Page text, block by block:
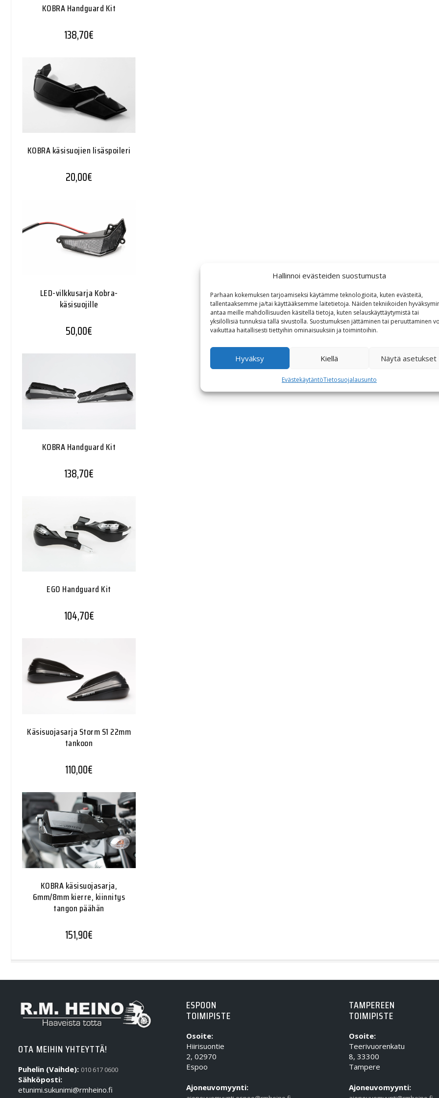
Hallinnoi evästeiden suostumusta
Parhaan kokemuksen tarjoamiseksi käytämme teknologioita, kuten evästeitä,
tallentaaksemme ja/tai käyttääksemme laitetietoja. Näiden tekniikoiden
antaa meille mahdollisuuden käsitellä tietoja, kuten selauskäyttäytymistä tai
yksilöllisiä tunnuksia tällä sivustolla. Suostumuksen jättäminen tai peruuttaminen
vaikuttaa haitallisesti tiettyihin ominaisuuksiin ja toimintoihin.
Hyväksy Kiellä Näytä asetukset
EvästekäytäntöTietosuojalausunto
KOBRA Handguard Kit
138,70€
KOBRA käsisuojien lisäspoileri
20,00€
LED-vilkkusarja Kobra-
käsisuojille
50,00€
KOBRA Handguard Kit
138,70€
EGO Handguard Kit
104,70€
Käsisuojasarja Storm S1 22mm
tankoon
110,00€
KOBRA käsisuojasarja,
6mm/8mm kierre, kiinnitys
tangon päähän
151,90€
OTA MEIHIN YHTEYTTÄ!
Puhelin (Vaihde): 010 617 0600
Sähköposti:
etunimi.sukunimi@rmheino.fi
ESPOON
TOIMIPISTE
Osoite:
Hiirisuontie
2, 02970
Espoo
Ajoneuvomyynti:
TAMPEREEN
TOIMIPISTE
Osoite:
Teerivuorenkatu
8, 33300
Tampere
Ajoneuvomyynti: